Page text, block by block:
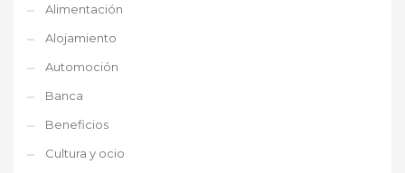
Alimentación
Alojamiento
Automoción
Banca
Beneficios
Cultura y ocio